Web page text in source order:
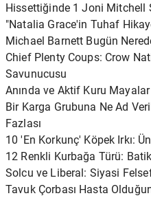
Hissettiğinde 1 Joni Mitchell
"Natalia Grace'in Tuhaf
Michael Barnett Bugün
Chief Plenty Coups: Crow
Savunucusu
Anında ve Aktif Kuru
Bir Karga Grubuna Ne Ad
Fazlası
10 'En Korkunç' Köpek Irkı:
12 Renkli Kurbağa Türü:
Solcu ve Liberal: Siyasi
Tavuk Çorbası Hasta